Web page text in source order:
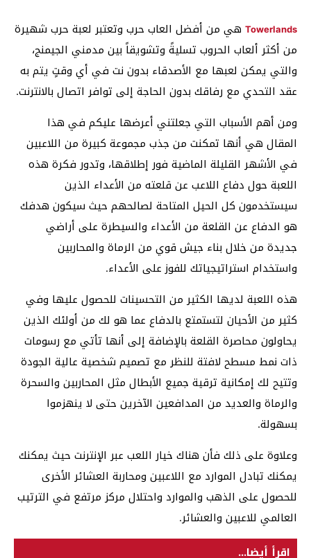
Towerlands هي من أفضل العاب حرب وتعتبر لعبة حرب شهيرة
من أكثر ألعاب الحروب تسليةً وتشويقاً بين مدمني الجيمنج،
والتي يمكن لعبها مع الأصدقاء بدون نت في أي وقتٍ يتم به
عقد التحدي مع رفاقك بدون الحاجة إلى توافر اتصال بالانترنت.
ومن أهم الأسباب التي جعلتني أعرضها عليكم في هذا
المقال هي أنها تمكنت من جذب مجموعة كبيرة من اللاعبين
في الأشهر القليلة الماضية فور إطلاقها، وتدور فكرة هذه
اللعبة حول دفاع اللاعب عن قلعته من الأعداء الذين
سيستخدمون كل الحيل المتاحة لصالحهم حيث سيكون هدفك
هو الدفاع عن القلعة من الأعداء والسيطرة على أراضي
جديدة من خلال بناء جيش قوي من الرماة والمحاربين
واستخدام استراتيجياتك للفوز على الأعداء.
هذه اللعبة لديها الكثير من التحسينات للحصول عليها وفي
كثير من الأحيان لتستمتع بالدفاع عما هو لك من أولئك الذين
يحاولون محاصرة القلعة بالإضافة إلى أنها تأتي مع رسومات
ذات نمط مسطح لافتة للنظر مع تصميم شخصية عالية الجودة
وتتيح لك إمكانية ترقية جميع الأبطال مثل المحاربين والسحرة
والرماة والعديد من المدافعين الآخرين حتى لا ينهزموا
بسهولة.
وعلاوة على ذلك فأن هناك خيار اللعب عبر الإنترنت حيث يمكنك
يمكنك تبادل الموارد مع اللاعبين ومحاربة العشائر الأخرى
للحصول على الذهب والموارد واحتلال مركز مرتفع في الترتيب
العالمي للاعبين والعشائر.
اقرأ أيضا...